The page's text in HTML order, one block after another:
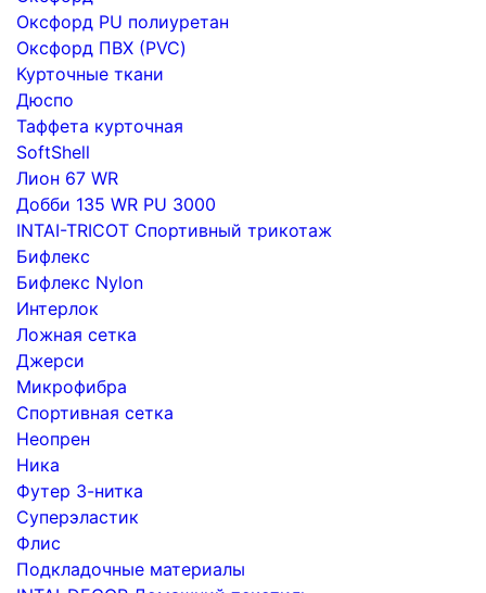
Оксфорд PU полиуретан
Оксфорд ПВХ (PVC)
Курточные ткани
Дюспо
Таффета курточная
SoftShell
Лион 67 WR
Добби 135 WR PU 3000
INTAI-TRICOT Спортивный трикотаж
Бифлекс
Бифлекс Nylon
Интерлок
Ложная сетка
Джерси
Микрофибра
Спортивная сетка
Неопрен
Ника
Футер 3-нитка
Суперэластик
Флис
Подкладочные материалы